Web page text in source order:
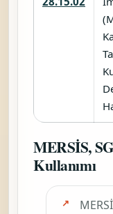
MERSİS,
Kullanımı